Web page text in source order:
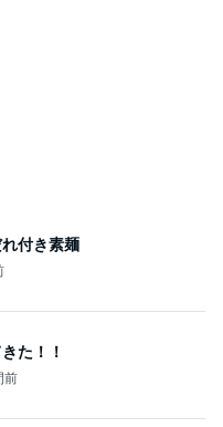
付き素麺
た！！
前